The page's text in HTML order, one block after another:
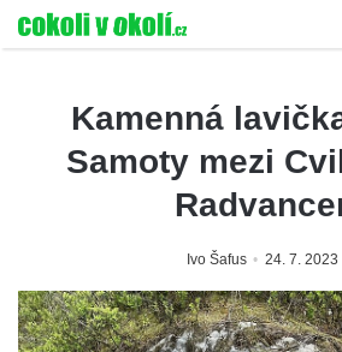
Kamenná
Samoty mezi
Ivo Šafus 24. 7. 2023